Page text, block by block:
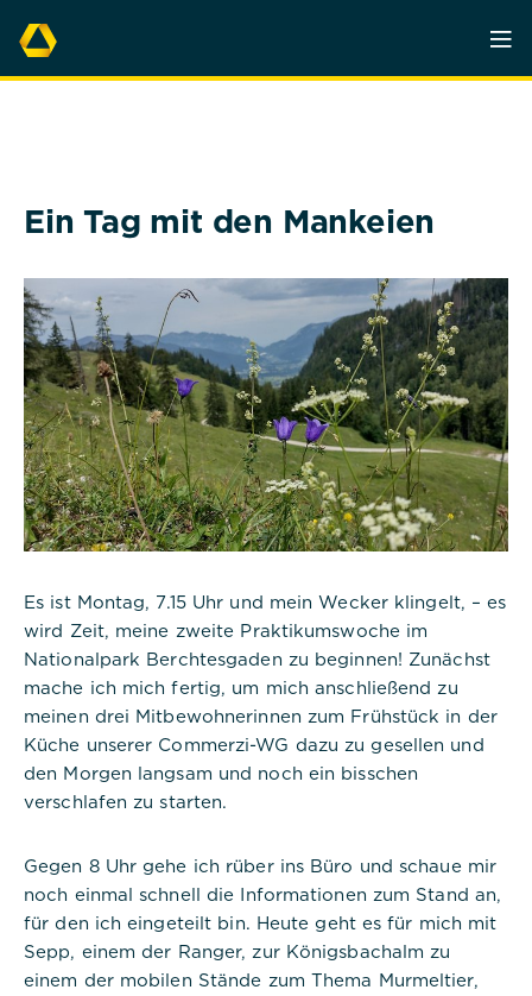
Ein Tag mit den Mankeien
Es ist Montag, 7.15 Uhr und mein Wecker klingelt, – es
wird Zeit, meine zweite Praktikumswoche im
Nationalpark Berchtesgaden zu beginnen! Zunächst
mache ich mich fertig, um mich anschließend zu
meinen drei Mitbewohnerinnen zum Frühstück in der
Küche unserer Commerzi-WG dazu zu gesellen und
den Morgen langsam und noch ein bisschen
verschlafen zu starten.
Gegen 8 Uhr gehe ich rüber ins Büro und schaue mir
noch einmal schnell die Informationen zum Stand an,
für den ich eingeteilt bin. Heute geht es für mich mit
Sepp, einem der Ranger, zur Königsbachalm zu
einem der mobilen Stände zum Thema Murmeltier,